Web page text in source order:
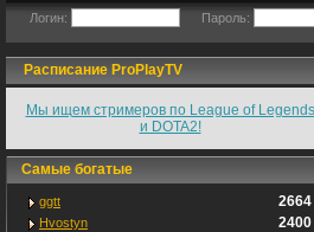
Логин: Пароль:
Расписание ProPlayTV
Мы ищем стримеров по League of Legends
и DOTA2!
Самые богатые
ggtt 2664
Hvostyn 2400